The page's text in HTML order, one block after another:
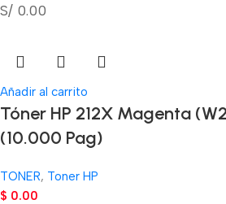
S/ 0.00
Añadir al carrito
Tóner HP 212X Magenta
(10.000 Pag)
TONER, Toner HP
$ 0.00